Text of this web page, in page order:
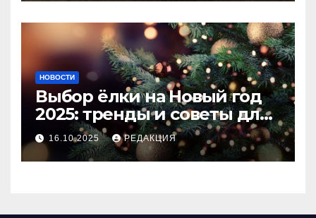
НОВОСТИ
Выбор ёлки на Новый год
2025: тренды и советы для
идеального праздника
16.10.2025 РЕДАКЦИЯ